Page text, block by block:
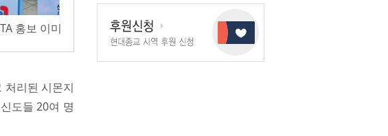
홍보 이미
처리된 시몬지
도들 20여 명